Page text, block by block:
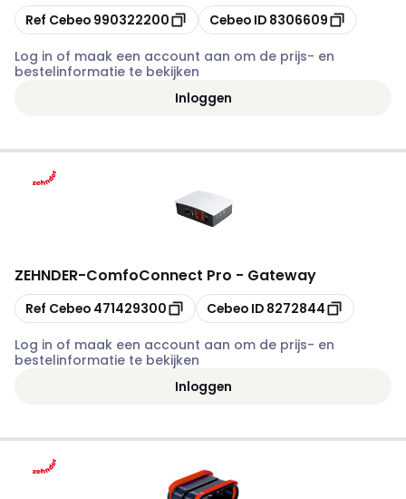
Kopiëren
Ref Cebeo 990322200 Kopiëren
Cebeo ID 8306609
Log in of maak een account aan om de prijs- en
bestelinformatie te bekijken
Inloggen
ZEHNDER-ComfoConnect Pro - Gateway
Kopiëren
Ref Cebeo 471429300 Kopiëren
Cebeo ID 8272844
Log in of maak een account aan om de prijs- en
bestelinformatie te bekijken
Inloggen